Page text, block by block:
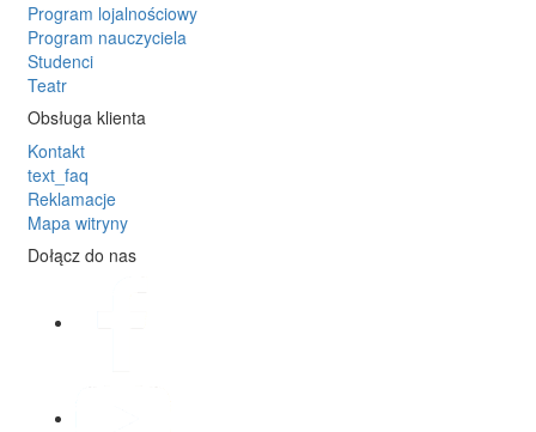
Program lojalnościowy
Program nauczyciela
Studenci
Teatr
Obsługa klienta
Kontakt
text_faq
Reklamacje
Mapa witryny
Dołącz do nas